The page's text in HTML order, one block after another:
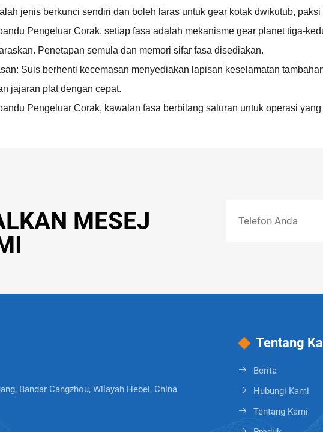
jenis berkunci sendiri dan boleh laras untuk gear kotak dwikutub,
Pengeluar Corak, setiap fasa adalah mekanisme gear planet tiga-
Penetapan semula dan memori sifar fasa disediakan.
Suis berhenti kecemasan menyediakan lapisan keselamatan
jajaran plat dengan cepat.
Pengeluar Corak, kawalan fasa berbilang saluran untuk operasi
MESEJ
Bandar Cangzhou, Wilayah Hebei, China
Tentang
Berita
Hubungi Kami
Tentang Kami